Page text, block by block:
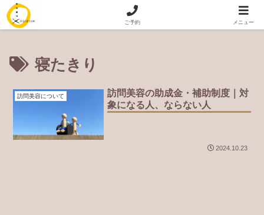
訪問美容｜出張美容 専門 ゆびおり
寝たきり
訪問美容について
訪問美容の助成金・補助制度｜対
象になる人、ならない人
2024.10.23
ご予約 メニュー